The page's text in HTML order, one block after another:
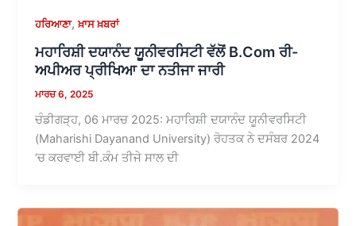
ਹਰਿਆਣਾ,ਖ਼ਾਸ ਖ਼ਬਰਾਂ
ਮਹਾਰਿਸ਼ੀ ਦਯਾਨੰਦ ਯੂਨੀਵਰਸਿਟੀ ਵੱਲੋਂ B.Com ਰੀ-
ਅਪੀਅਰ ਪ੍ਰੀਖਿਆ ਦਾ ਨਤੀਜਾ ਜਾਰੀ
ਮਾਰਚ 6, 2025
ਚੰਡੀਗੜ੍ਹ, 06 ਮਾਰਚ 2025: ਮਹਾਰਿਸ਼ੀ ਦਯਾਨੰਦ ਯੂਨੀਵਰਸਿਟੀ
(Maharishi Dayanand University) ਰੋਹਤਕ ਨੇ ਦਸੰਬਰ 2024
‘ਚ ਕਰਵਾਈ ਬੀ.ਕੰਮ ਤੀਜੇ ਸਾਲ ਦੀ